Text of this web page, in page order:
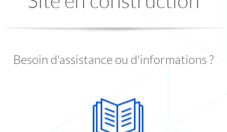
Besoin d'assistance ou d'informations ?